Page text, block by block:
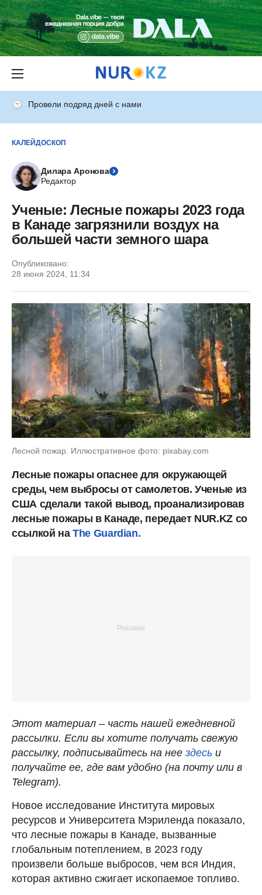
Провели подряд дней с нами
КАЛЕЙДОСКОП
Дилара Аронова
Редактор
Ученые: Лесные пожары 2023 года
в Канаде загрязнили воздух на
большей части земного шара
Опубликовано:
28 июня 2024, 11:34
Лесной пожар. Иллюстративное фото: pixabay.com
Лесные пожары опаснее для окружающей
среды, чем выбросы от самолетов. Ученые из
США сделали такой вывод, проанализировав
лесные пожары в Канаде, передает NUR.KZ со
ссылкой наThe Guardian.
Этот материал – часть нашей ежедневной
рассылки. Если вы хотите получать свежую
рассылку, подписывайтесь на нее здесь и
получайте ее, где вам удобно (на почту или в
Telegram).
Новое исследование Института мировых
ресурсов и Университета Мэриленда показало,
что лесные пожары в Канаде, вызванные
глобальным потеплением, в 2023 году
произвели больше выбросов, чем вся Индия,
которая активно сжигает ископаемое топливо.